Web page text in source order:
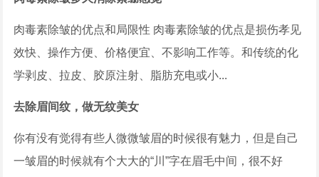
肉毒素除皱的优点和局限性 肉毒素除皱的优点是损伤孝见
效快、操作方便、价格便宜、不影响工作等。和传统的化
学剥皮、拉皮、胶原注射、脂肪充电或小...
去除眉间纹，做无纹美女
你有没有觉得有些人微微皱眉的时候很有魅力，但是自己
一皱眉的时候就有个大大的“川”字在眉毛中间，很不好